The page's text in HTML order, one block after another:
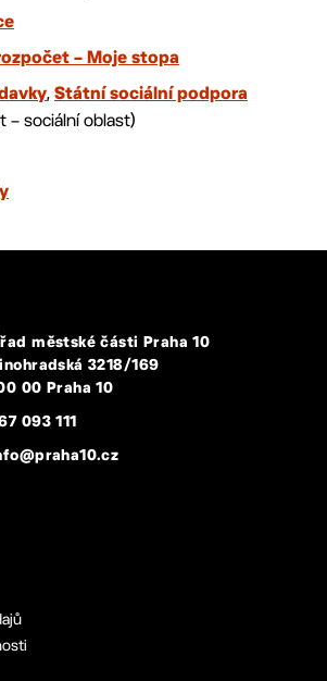
– Moje stopa
, Státní sociální podpora
– sociální oblast)
městské části Praha 10
3218/169
00 Praha 10
093 111